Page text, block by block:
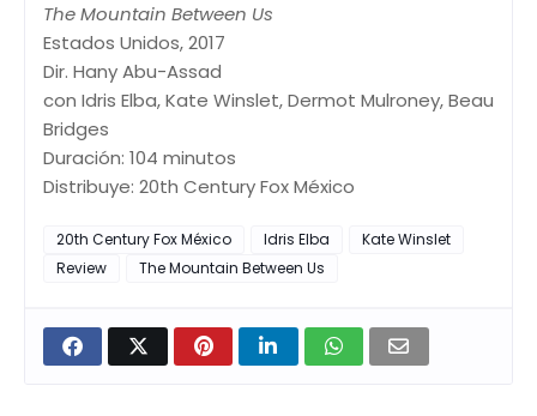
The Mountain Between Us
Estados Unidos, 2017
Dir. Hany Abu-Assad
con Idris Elba, Kate Winslet, Dermot Mulroney, Beau
Bridges
Duración: 104 minutos
Distribuye: 20th Century Fox México
20th Century Fox México Idris Elba
Kate Winslet
Review
The Mountain Between Us